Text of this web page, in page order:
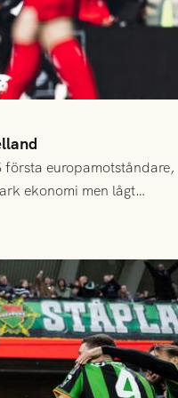
europamotståndare,
ekonomi men lågt
styrka och individuell